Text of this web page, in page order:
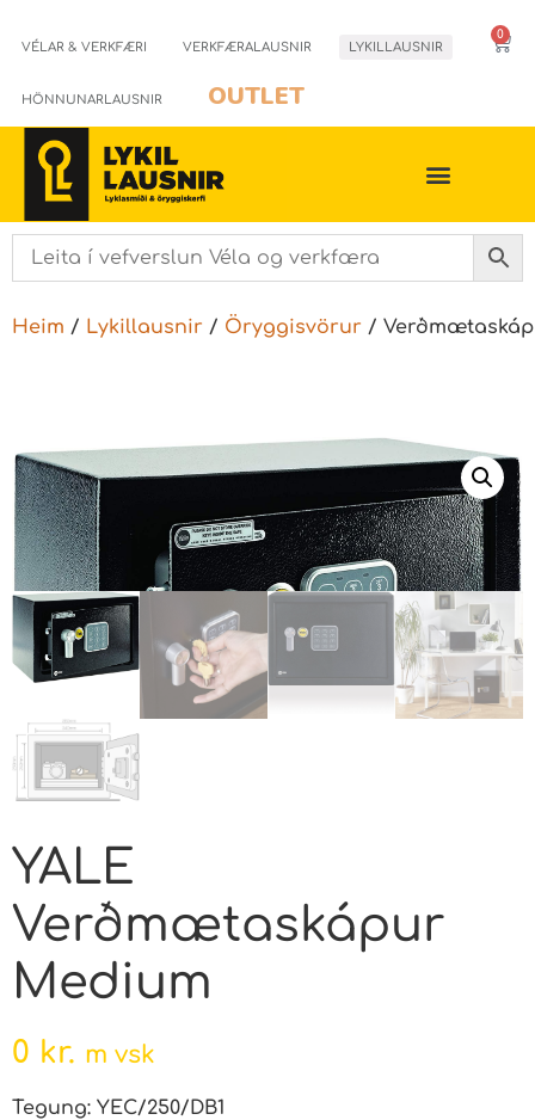
VÉLAR & VERKFÆRI VERKFÆRALAUSNIR LYKILLAUSNIR
HÖNNUNARLAUSNIR OUTLET
0
Heim / Lykillausnir / Öryggisvörur /
YALE
Verðmætaskápur
Medium
0 kr. m vsk
Tegung: YEC/250/DB1